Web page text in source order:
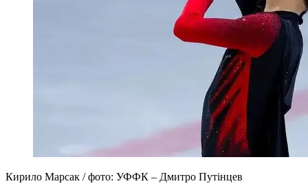
Кирило Марсак / фото: УФФК – Дмитро Путінцев